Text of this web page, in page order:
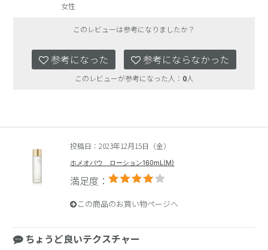
女性
このレビューは参考になりましたか？
参考になった 参考にならなかった
このレビューが参考になった人： 0人
投稿日：2023年12月15日（金）
ホメオバウ ローション160mL(M)
満足度：
この商品のお買い物ページへ
ちょうど良いテクスチャー